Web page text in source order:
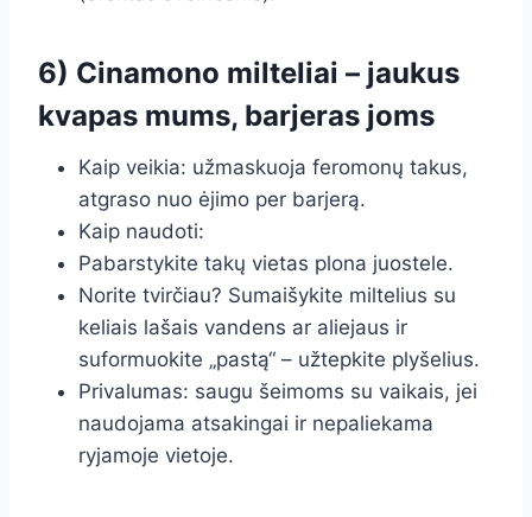
6) Cinamono milteliai – jaukus
kvapas mums, barjeras joms
Kaip veikia: užmaskuoja feromonų takus,
atgraso nuo ėjimo per barjerą.
Kaip naudoti:
Pabarstykite takų vietas plona juostele.
Norite tvirčiau? Sumaišykite miltelius su
keliais lašais vandens ar aliejaus ir
suformuokite „pastą“ – užtepkite plyšelius.
Privalumas: saugu šeimoms su vaikais, jei
naudojama atsakingai ir nepaliekama
ryjamoje vietoje.